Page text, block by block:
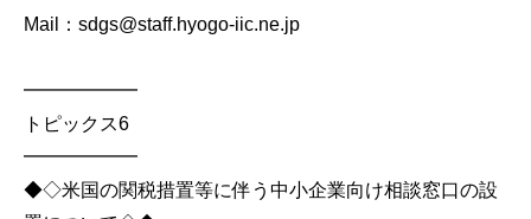
Mail：sdgs@staff.hyogo-iic.ne.jp
━━━━━━
トピックス6
━━━━━━
◆◇米国の関税措置等に伴う中小企業向け相談窓口の設